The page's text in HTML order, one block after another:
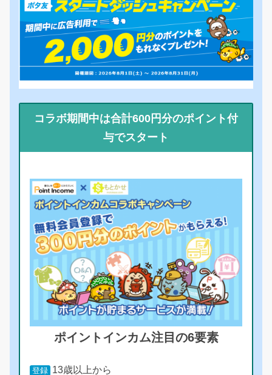
コラボ期間中は合計600円分のポイント付
与でスタート
ポイントインカム注目の6要素
登録 13歳以上から